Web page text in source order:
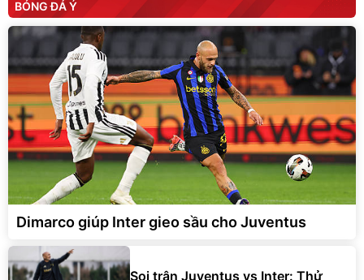
BÓNG ĐÁ Ý
Dimarco giúp Inter gieo sầu cho Juventus
Soi trận Juventus vs Inter: Thử